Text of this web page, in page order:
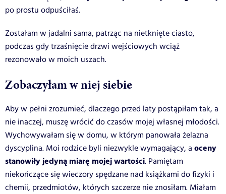
po prostu odpuściłaś.
Zostałam w jadalni sama, patrząc na nietknięte ciasto,
podczas gdy trzaśnięcie drzwi wejściowych wciąż
rezonowało w moich uszach.
Zobaczyłam w niej siebie
Aby w pełni zrozumieć, dlaczego przed laty postąpiłam tak, a
nie inaczej, muszę wrócić do czasów mojej własnej młodości.
Wychowywałam się w domu, w którym panowała żelazna
dyscyplina. Moi rodzice byli niezwykle wymagający, a oceny
stanowiły jedyną miarę mojej wartości. Pamiętam
niekończące się wieczory spędzane nad książkami do fizyki i
chemii, przedmiotów, których szczerze nie znosiłam. Miałam